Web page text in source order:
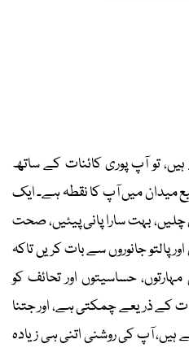
تو آپ پوری کائنات کے ساتھ
میدان میں آپ کا نقطہ ہے۔ ایک
بہت سارا پانی پیئیں، صحت
پالتو جانوروں سے بات کریں تاکہ
حساسیتوں اور تحائف کو
کے ذریعے چمکتی ہے، اور جتنا
آپ کی روشنی اتنی ہی زیادہ